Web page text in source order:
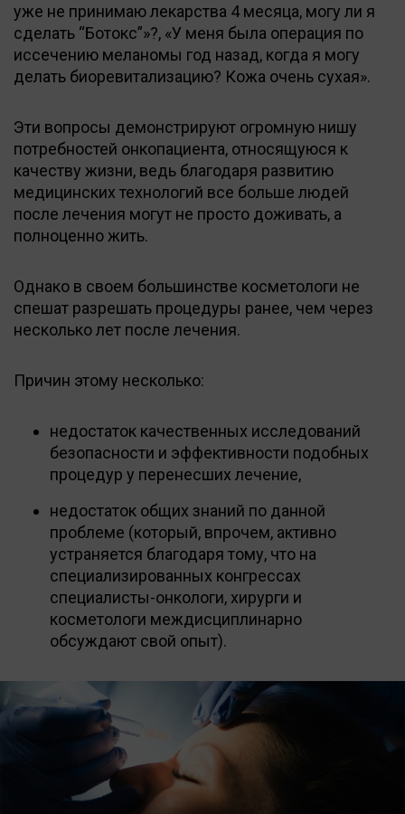
уже не принимаю лекарства 4 месяца, могу ли я
сделать “Ботокс”»?, «У меня была операция по
иссечению меланомы год назад, когда я могу
делать биоревитализацию? Кожа очень сухая».
Эти вопросы демонстрируют огромную нишу
потребностей онкопациента, относящуюся к
качеству жизни, ведь благодаря развитию
медицинских технологий все больше людей
после лечения могут не просто доживать, а
полноценно жить.
Однако в своем большинстве косметологи не
спешат разрешать процедуры ранее, чем через
несколько лет после лечения.
Причин этому несколько:
недостаток качественных исследований
безопасности и эффективности подобных
процедур у перенесших лечение,
недостаток общих знаний по данной
проблеме (который, впрочем, активно
устраняется благодаря тому, что на
специализированных конгрессах
специалисты-онкологи, хирурги и
косметологи междисциплинарно
обсуждают свой опыт).